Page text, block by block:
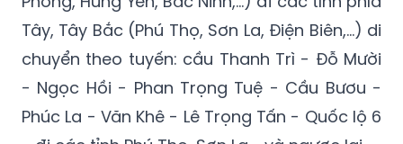
chuyển theo tuyến: cầu Thanh Trì - Đỗ Mười
- Ngọc Hồi - Phan Trọng Tuệ - Cầu Bươu -
Phúc La - Văn Khê - Lê Trọng Tấn - Quốc lộ 6
- đi các tỉnh Phú Thọ, Sơn La,... và ngược lại.
Các phương tiện từ hướng đường Võ Văn